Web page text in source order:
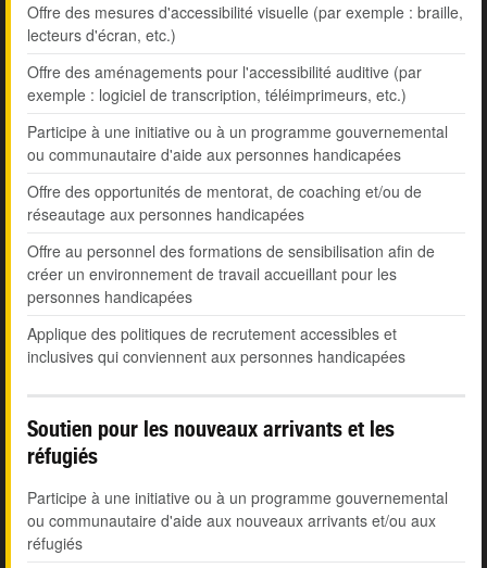
Offre des mesures d'accessibilité visuelle (par exemple : braille,
lecteurs d'écran, etc.)
Offre des aménagements pour l'accessibilité auditive (par
exemple : logiciel de transcription, téléimprimeurs, etc.)
Participe à une initiative ou à un programme gouvernemental
ou communautaire d'aide aux personnes handicapées
Offre des opportunités de mentorat, de coaching et/ou de
réseautage aux personnes handicapées
Offre au personnel des formations de sensibilisation afin de
créer un environnement de travail accueillant pour les
personnes handicapées
Applique des politiques de recrutement accessibles et
inclusives qui conviennent aux personnes handicapées
Soutien pour les nouveaux arrivants et les
réfugiés
Participe à une initiative ou à un programme gouvernemental
ou communautaire d'aide aux nouveaux arrivants et/ou aux
réfugiés